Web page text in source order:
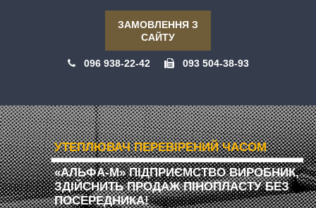
ЗАМОВЛЕННЯ З
САЙТУ
096 938-22-42 093 504-38-93
УТЕПЛЮВАЧ ПЕРЕВІРЕНИЙ ЧАСОМ
«АЛЬФА-М» ПІДПРИЄМСТВО ВИРОБНИК,
ЗДІЙСНИТЬ ПРОДАЖ ПІНОПЛАСТУ БЕЗ
ПОСЕРЕДНИКА!